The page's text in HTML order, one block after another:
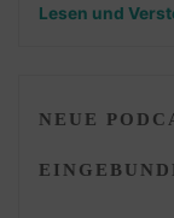
Lesen und
NEUE